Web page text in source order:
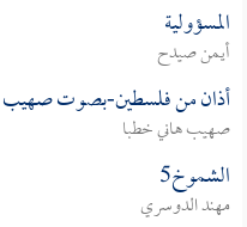
المسؤولية
أيمن صيدح
أذان من فلسطين-بصوت صهيب
صهيب هاني خطبا
الشموخ5
مهند الدوسري